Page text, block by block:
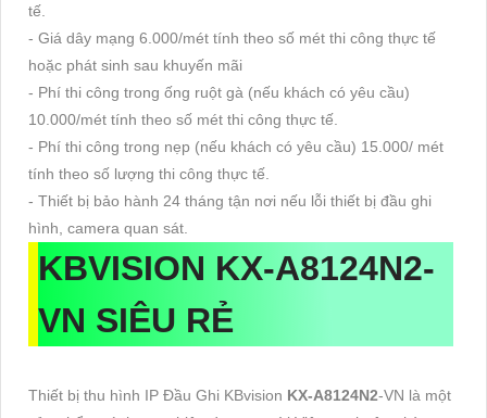
tế.
- Giá dây mạng 6.000/mét tính theo số mét thi công thực tế
hoặc phát sinh sau khuyến mãi
- Phí thi công trong ống ruột gà (nếu khách có yêu cầu)
10.000/mét tính theo số mét thi công thực tế.
- Phí thi công trong nẹp (nếu khách có yêu cầu) 15.000/ mét
tính theo số lượng thi công thực tế.
- Thiết bị bảo hành 24 tháng tận nơi nếu lỗi thiết bị đầu ghi
hình, camera quan sát.
KBVISION KX-A8124N2-
VN SIÊU RẺ
Thiết bị thu hình IP Đầu Ghi KBvision KX-A8124N2-VN là một